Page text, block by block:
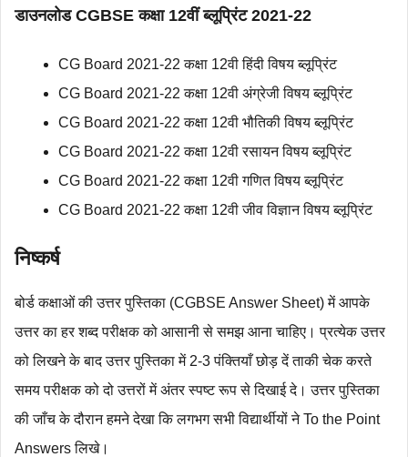
डाउनलोड CGBSE कक्षा 12वीं ब्लूप्रिंट 2021-22
CG Board 2021-22 कक्षा 12वी हिंदी विषय ब्लूप्रिंट
CG Board 2021-22 कक्षा 12वी अंग्रेजी विषय ब्लूप्रिंट
CG Board 2021-22 कक्षा 12वी भौतिकी विषय ब्लूप्रिंट
CG Board 2021-22 कक्षा 12वी रसायन विषय ब्लूप्रिंट
CG Board 2021-22 कक्षा 12वी गणित विषय ब्लूप्रिंट
CG Board 2021-22 कक्षा 12वी जीव विज्ञान विषय ब्लूप्रिंट
निष्कर्ष
बोर्ड कक्षाओं की उत्तर पुस्तिका (CGBSE Answer Sheet) में आपके
उत्तर का हर शब्द परीक्षक को आसानी से समझ आना चाहिए। प्रत्येक उत्तर
को लिखने के बाद उत्तर पुस्तिका में 2-3 पंक्तियाँ छोड़ दें ताकी चेक करते
समय परीक्षक को दो उत्तरों में अंतर स्पष्ट रूप से दिखाई दे। उत्तर पुस्तिका
की जाँच के दौरान हमने देखा कि लगभग सभी विद्यार्थीयों ने To the Point
Answers लिखे।